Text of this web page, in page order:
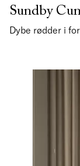
Sundby
Dybe rødder i